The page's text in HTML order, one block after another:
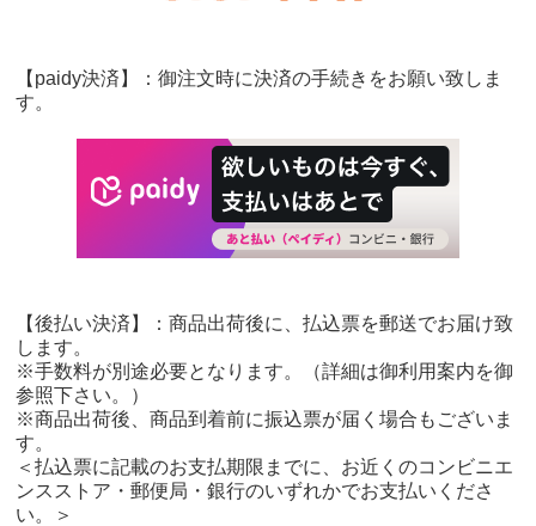
【paidy決済】：御注文時に決済の手続きをお願い致しま
す。
【後払い決済】：商品出荷後に、払込票を郵送でお届け致
します。
※手数料が別途必要となります。（詳細は御利用案内を御
参照下さい。）
※商品出荷後、商品到着前に振込票が届く場合もございま
す。
＜払込票に記載のお支払期限までに、お近くのコンビニエ
ンスストア・郵便局・銀行のいずれかでお支払いくださ
い。＞